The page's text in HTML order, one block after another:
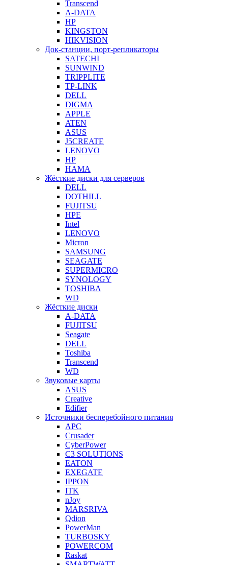
Transcend
A-DATA
HP
KINGSTON
HIKVISION
Док-станции, порт-репликаторы
SATECHI
SUNWIND
TRIPPLITE
TP-LINK
DELL
DIGMA
APPLE
ATEN
ASUS
J5CREATE
LENOVO
HP
HAMA
Жёсткие диски для серверов
DELL
DOTHILL
FUJITSU
HPE
Intel
LENOVO
Micron
SAMSUNG
SEAGATE
SUPERMICRO
SYNOLOGY
TOSHIBA
WD
Жёсткие диски
A-DATA
FUJITSU
Seagate
DELL
Toshiba
Transcend
WD
Звуковые карты
ASUS
Creative
Edifier
Источники бесперебойного питания
APC
Crusader
CyberPower
C3 SOLUTIONS
EATON
EXEGATE
IPPON
ITK
nJoy
MARSRIVA
Qdion
PowerMan
TURBOSKY
POWERCOM
Raskat